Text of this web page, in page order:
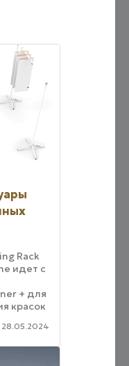
Rack
идет с
+ для
красок
28.05.2024